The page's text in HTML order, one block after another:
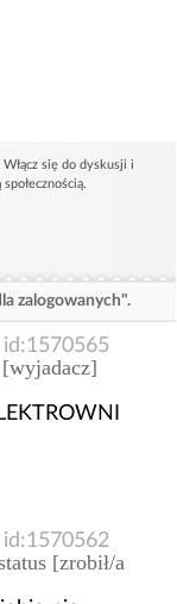
się do dyskusji i
zalogowanych".
[zrobił/a